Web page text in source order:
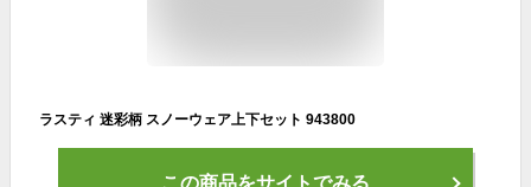
ラスティ 迷彩柄 スノーウェア上下セット 943800
この商品をサイトでみる